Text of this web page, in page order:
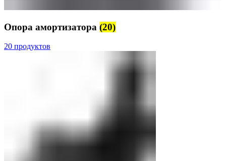
Опора амортизатора (20)
20 продуктов